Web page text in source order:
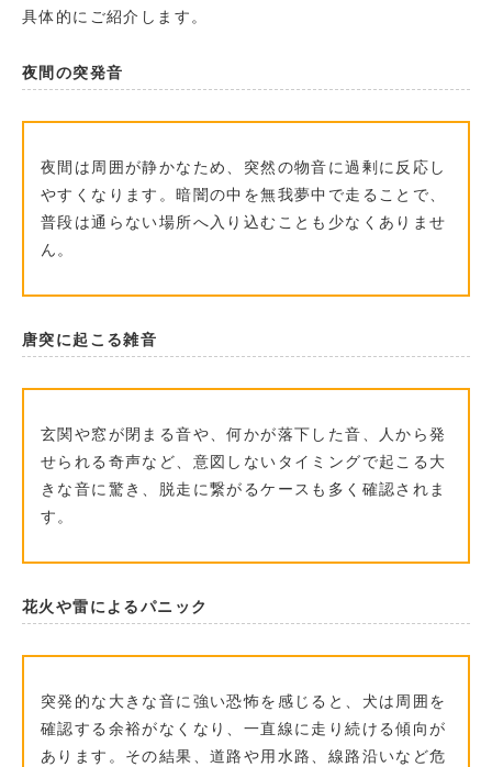
具体的にご紹介します。
夜間の突発音
夜間は周囲が静かなため、突然の物音に過剰に反応し
やすくなります。暗闇の中を無我夢中で走ることで、
普段は通らない場所へ入り込むことも少なくありませ
ん。
唐突に起こる雑音
玄関や窓が閉まる音や、何かが落下した音、人から発
せられる奇声など、意図しないタイミングで起こる大
きな音に驚き、脱走に繋がるケースも多く確認されま
す。
花火や雷によるパニック
突発的な大きな音に強い恐怖を感じると、犬は周囲を
確認する余裕がなくなり、一直線に走り続ける傾向が
あります。その結果、道路や用水路、線路沿いなど危